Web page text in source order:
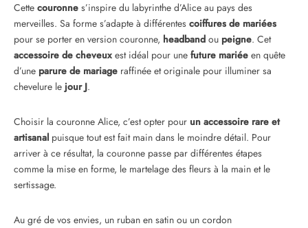
Cette couronne s’inspire du labyrinthe d’Alice au pays des
merveilles. Sa forme s’adapte à différentes coiffures de mariées
pour se porter en version couronne, headband ou peigne. Cet
accessoire de cheveux est idéal pour une future mariée en quête
d’une parure de mariage raffinée et originale pour illuminer sa
chevelure le jour J.
Choisir la couronne Alice, c’est opter pour un accessoire rare et
artisanal puisque tout est fait main dans le moindre détail. Pour
arriver à ce résultat, la couronne passe par différentes étapes
comme la mise en forme, le martelage des fleurs à la main et le
sertissage.
Au gré de vos envies, un ruban en satin ou un cordon